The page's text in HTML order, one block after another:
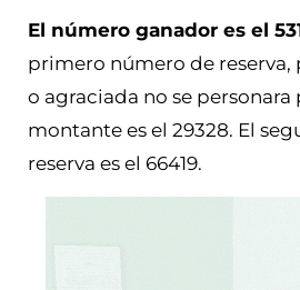
El número ganador es el
primero número de reserva,
o agraciada no se personara
montante es el 29328. El
reserva es el 66419.